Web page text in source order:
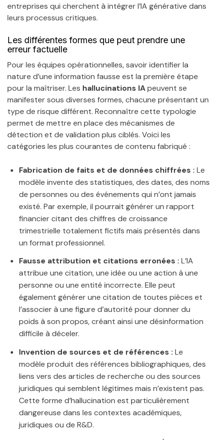
entreprises qui cherchent à intégrer l’IA générative dans
leurs processus critiques.
Les différentes formes que peut prendre une
erreur factuelle
Pour les équipes opérationnelles, savoir identifier la
nature d’une information fausse est la première étape
pour la maîtriser. Les hallucinations IApeuvent se
manifester sous diverses formes, chacune présentant un
type de risque différent. Reconnaître cette typologie
permet de mettre en place des mécanismes de
détection et de validation plus ciblés. Voici les
catégories les plus courantes de contenu fabriqué :
Fabrication de faits et de données chiffrées : Le
modèle invente des statistiques, des dates, des noms
de personnes ou des événements qui n’ont jamais
existé. Par exemple, il pourrait générer un rapport
financier citant des chiffres de croissance
trimestrielle totalement fictifs mais présentés dans
un format professionnel.
Fausse attribution et citations erronées : L’IA
attribue une citation, une idée ou une action à une
personne ou une entité incorrecte. Elle peut
également générer une citation de toutes pièces et
l’associer à une figure d’autorité pour donner du
poids à son propos, créant ainsi une désinformation
difficile à déceler.
Invention de sources et de références : Le
modèle produit des références bibliographiques, des
liens vers des articles de recherche ou des sources
juridiques qui semblent légitimes mais n’existent pas.
Cette forme d’hallucination est particulièrement
dangereuse dans les contextes académiques,
juridiques ou de R&D.